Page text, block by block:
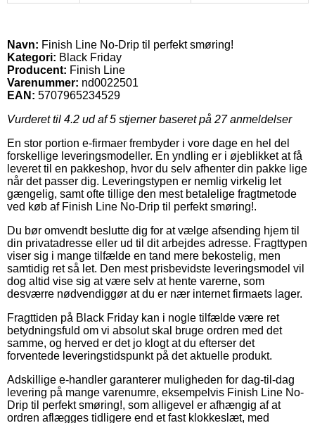
Navn: Finish Line No-Drip til perfekt smøring!
Kategori: Black Friday
Producent: Finish Line
Varenummer: nd0022501
EAN: 5707965234529
Vurderet til 4.2 ud af 5 stjerner baseret på 27anmeldelser
En stor portion e-firmaer frembyder i vore dage en hel del
forskellige leveringsmodeller. En yndling er i øjeblikket at få
leveret til en pakkeshop, hvor du selv afhenter din pakke lige
når det passer dig. Leveringstypen er nemlig virkelig let
gængelig, samt ofte tillige den mest betalelige fragtmetode
ved køb af Finish Line No-Drip til perfekt smøring!.
Du bør omvendt beslutte dig for at vælge afsending hjem til
din privatadresse eller ud til dit arbejdes adresse. Fragttypen
viser sig i mange tilfælde en tand mere bekostelig, men
samtidig ret så let. Den mest prisbevidste leveringsmodel vil
dog altid vise sig at være selv at hente varerne, som
desværre nødvendiggør at du er nær internet firmaets lager.
Fragttiden på Black Friday kan i nogle tilfælde være ret
betydningsfuld om vi absolut skal bruge ordren med det
samme, og herved er det jo klogt at du efterser det
forventede leveringstidspunkt på det aktuelle produkt.
Adskillige e-handler garanterer muligheden for dag-til-dag
levering på mange varenumre, eksempelvis Finish Line No-
Drip til perfekt smøring!, som alligevel er afhængig af at
ordren aflægges tidligere end et fast klokkeslæt, med